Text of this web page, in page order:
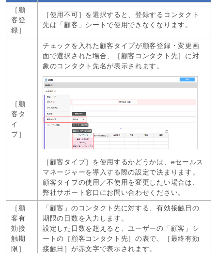
［顧
客登
録］
［使用不可］を選択すると、登録するコンタクト
先は「顧客」シートで使用できなくなります。
［顧
客タ
イ
プ］
チェックを入れた顧客タイプが顧客登録・変更画
面で選択された場合、［顧客コンタクト先］に対
象のコンタクト先名が表示されます。
［顧客タイプ］を使用するかどうかは、eセールス
マネージャーを導入する際の設定で決まります。
顧客タイプの使用／不使用を変更したい場合は、
弊社サポート窓口にお問い合わせください。
［顧
客有
効接
触期
限］
「顧客」のコンタクト先に対する、有効接触日の
期限の日数を入力します。
設定した日数を超えると、ユーザーの「顧客」シ
ートの［顧客コンタクト先］の表で、［最終有効
接触日］が赤文字で表示されます。